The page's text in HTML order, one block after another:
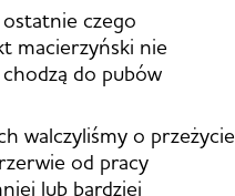
ostatnie czego
macierzyński nie
do pubów
walczyliśmy o przeżycie
od pracy
lub bardziej